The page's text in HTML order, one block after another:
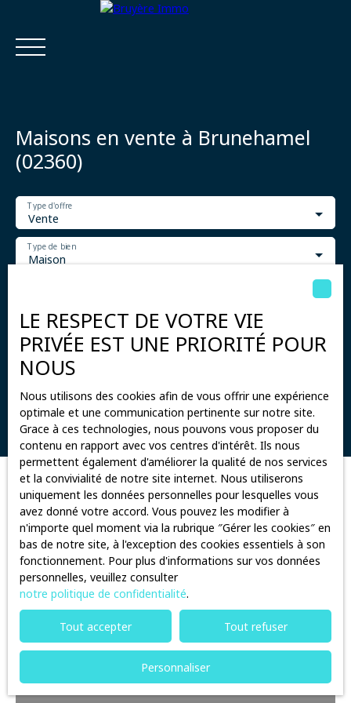
Accueil Viager
Maisons en vente à Brunehamel
(02360)
Vente
Type d'offre
Maison
Type de bien
Budget max (€)
Surface min (m²)
Rechercher
Pertinence
Trier par Créer une alerte
LE RESPECT DE VOTRE VIE
PRIVÉE EST UNE PRIORITÉ POUR
NOUS
Nous utilisons des cookies afin de vous offrir une expérience
optimale et une communication pertinente sur notre site.
Grace à ces technologies, nous pouvons vous proposer du
contenu en rapport avec vos centres d'intérêt. Ils nous
permettent également d'améliorer la qualité de nos services
et la convivialité de notre site internet. Nous utiliserons
uniquement les données personnelles pour lesquelles vous
avez donné votre accord. Vous pouvez les modifier à
n'importe quel moment via la rubrique ″Gérer les cookies″ en
bas de notre site, à l'exception des cookies essentiels à son
fonctionnement. Pour plus d'informations sur vos données
personnelles, veuillez consulter
notre politique de confidentialité.
Tout accepter Tout refuser
Personnaliser